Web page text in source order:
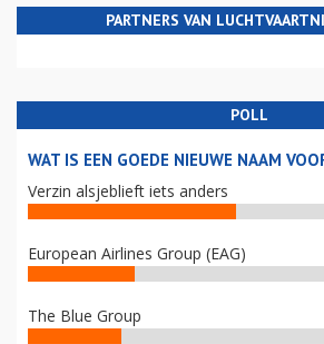
PARTNERS VAN
POLL
WAT IS EEN GOEDE NIEUWE NAAM
Verzin alsjeblieft iets anders
European Airlines Group (EAG)
The Blue Group